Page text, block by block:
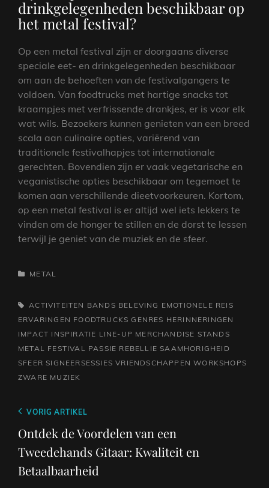
drinkgelegenheden beschikbaar op
het metal festival?
Op een metal festival zijn er doorgaans diverse
speciale eet- en drinkgelegenheden beschikbaar
om aan de behoeften van de festivalgangers te
voldoen. Van foodtrucks met hartige snacks tot
kraampjes met verfrissende drankjes, er is voor elk
wat wils. Bezoekers kunnen genieten van een breed
scala aan culinaire opties, variërend van
traditionele festivalhapjes tot internationale
gerechten. Bovendien zijn er vaak vegetarische en
veganistische opties beschikbaar om tegemoet te
komen aan verschillende dieetvoorkeuren. Kortom,
op een metal festival is er altijd wel iets lekkers te
vinden om de honger te stillen en de dorst te lessen
terwijl je geniet van de muziek en de sfeer.
CATEGORIEËN
METAL
TAGS,ACTIVITEITEN BANDS BELEVING EMOTIONELE REIS
ERVARINGEN FOODTRUCKS GENRES HERINNERINGEN
IMPACT INSPIRATIE LINE-UP MERCHANDISE STANDS
METAL FESTIVAL
PASSIE REBELLIE SAAMHORIGHEID
SFEER SIGNEERSESSIES VRIENDSCHAPPEN WORKSHOPS
ZWARE MUZIEK
Berichtnavigatie
Vorig
bericht
VORIG ARTIKEL
Ontdek de Voordelen van een
Tweedehands Gitaar: Kwaliteit en
Betaalbaarheid